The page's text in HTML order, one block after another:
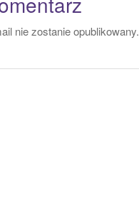
nie zostanie opublikowany.